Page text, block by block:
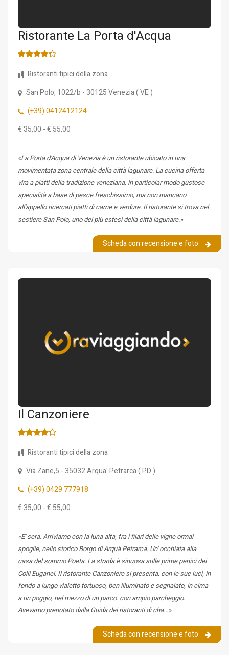
Ristorante La Porta d'Acqua
Ristoranti tipici della zona
San Polo, 1022/b - 30125Venezia(VE)
(+39) 0412412124
€ 35,00 - € 55,00
«La Porta d'Acqua di Venezia è un ristorante ubicato in una
movimentata zona centrale della città lagunare. La cucina offerta
vira a piatti della tradizione veneziana, in particolar modo gustose
specialità a base di pesce freschissimo, ma non mancano
all'appello ricercati piatti di carne e verdure. Il ristorante si trova nel
sestiere San Polo, uno dei più estesi della città lagunare.»
Scheda con recensione e foto
Il Canzoniere
Ristoranti tipici della zona
Via Zane,5 - 35032Arqua' Petrarca(PD)
(+39) 0429 777918
€ 35,00 - € 55,00
«E' sera. Arriviamo con la luna alta, fra i filari delle vigne ormai
spoglie, nello storico Borgo di Arquà Petrarca. Un' occhiata alla
casa del sommo Poeta. La strada è sinuosa sulle prime penici dei
Colli Euganei. Il ristorante Canzoniere si presenta, con le sue luci, in
fondo a lungo vialetto tortuoso, ben illuminato e segnalato, in cima
a un poggio, nel mezzo di un parco. con ampio parcheggio.
Avevamo prenotato dalla Guida dei ristoranti di cha...»
Scheda con recensione e foto